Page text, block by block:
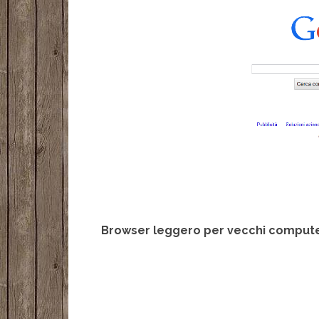
Browser leggero per vecchi